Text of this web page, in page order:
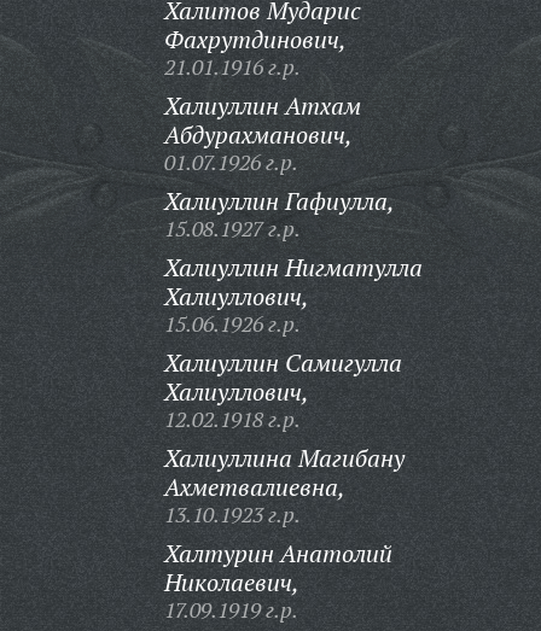
Халитов Мударис
Фахрутдинович,
21.01.1916 г.р.
Халиуллин Атхам
Абдурахманович,
01.07.1926 г.р.
Халиуллин Гафиулла,
15.08.1927 г.р.
Халиуллин Нигматулла
Халиуллович,
15.06.1926 г.р.
Халиуллин Самигулла
Халиуллович,
12.02.1918 г.р.
Халиуллина Магибану
Ахметвалиевна,
13.10.1923 г.р.
Халтурин Анатолий
Николаевич,
17.09.1919 г.р.